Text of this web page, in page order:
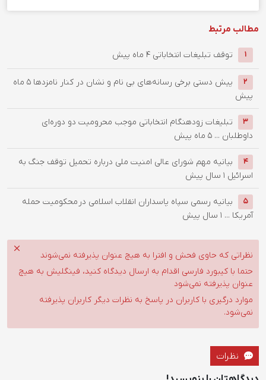
مطالب مرتبط
1 توقف تبلیغات انتخاباتی 4 ماه پیش
2 پیش دستی برخی رسانه‌های بی نام و نشان در کنار نامزدها
5 ماه
پیش
3
تبلیغات زودهنگام انتخاباتی موجب محرومیت دو دوره‌ای
داوطلبان ... 5 ماه پیش
4
بیانیه مهم شورای عالی امنیت ملی درباره تحمیل توقف جنگ به
اسرائیل 1 سال پیش
5
بیانیه رسمی سپاه پاسداران انقلاب اسلامی در محکومیت حمله
آمریکا ... 1 سال پیش
نظراتی که حاوی فحش و افترا به هیچ عنوان پذیرفته نمی‌شوند
حتما با کیبورد فارسی اقدام به ارسال دیدگاه کنید، فینگلیش به هیچ
عنوان پذیرفته نمی‌شود
موارد درگیری با کاربران در پاسخ به نظرات دیگر کاربران پذیرفته
نمی‌شود.
نظرات